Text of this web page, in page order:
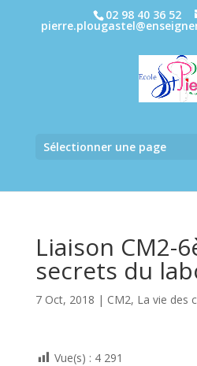
02 98 40 36 52
Sélectionner une page
Liaison CM2-
secrets du
7 Oct, 2018 | CM2, La vie des
Vue(s) : 4 291